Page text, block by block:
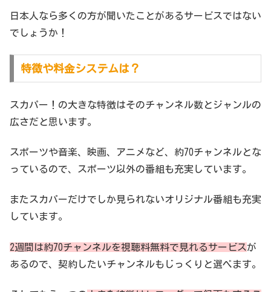
日本人なら多くの方が聞いたことがあるサービスではない
でしょうか！
特徴や料金システムは？
スカパー！の大きな特徴はそのチャンネル数とジャンルの
広さだと思います。
スポーツや音楽、映画、アニメなど、約70チャンネルとな
っているので、スポーツ以外の番組も充実しています。
またスカパーだけでしか見られないオリジナル番組も充実
しています。
2週間は約70チャンネルを視聴料無料で見れるサービスが
あるので、契約したいチャンネルもじっくりと選べます。